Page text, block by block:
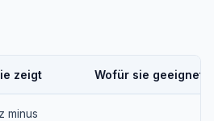
zeigt Wofür sie geeignet
minus